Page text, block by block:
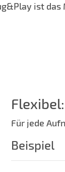
ist das
Für jede
Beispiel